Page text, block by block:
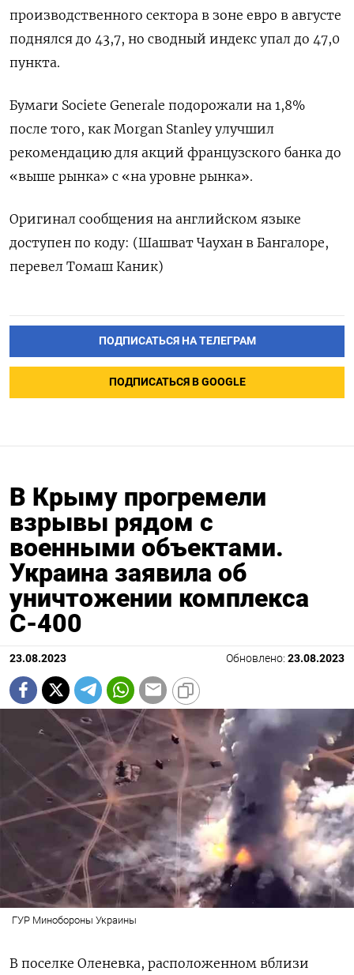
производственного сектора в зоне евро в августе
поднялся до 43,7, но сводный индекс упал до 47,0
пункта.
Бумаги Societe Generale подорожали на 1,8%
после того, как Morgan Stanley улучшил
рекомендацию для акций французского банка до
«выше рынка» с «на уровне рынка».
Оригинал сообщения на английском языке
доступен по коду: (Шашват Чаухан в Бангалоре,
перевел Томаш Каник)
ПОДПИСАТЬСЯ НА ТЕЛЕГРАМ
ПОДПИСАТЬСЯ В GOOGLE
В Крыму прогремели
взрывы рядом с
военными объектами.
Украина заявила об
уничтожении комплекса
С-400
23.08.2023 Обновлено: 23.08.2023
ГУР Минобороны Украины
В поселке Оленевка, расположенном вблизи